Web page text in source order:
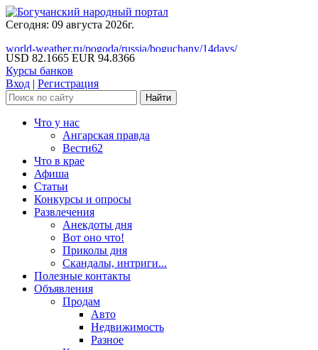
Сегодня: 09 августа 2026г.
world-weather.ru/pogoda/russia/boguchany/14days/
USD 82.1665 EUR 94.8366
Курсы банков
Вход | Регистрация
Что у нас
Ангарская правда
Вести62
Что в крае
Афиша
Статьи
Конкурсы и опросы
Развлечения
Анекдоты дня
Вот оно что!
Приколы дня
Скандалы, интриги...
Полезные контакты
Объявления
Продам
Авто
Недвижимость
Разное